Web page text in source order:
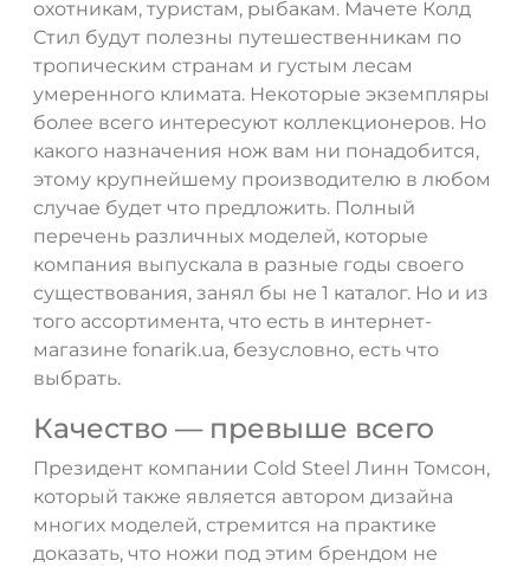
охотникам, туристам, рыбакам. Мачете Колд
Стил будут полезны путешественникам по
тропическим странам и густым лесам
умеренного климата. Некоторые экземпляры
более всего интересуют коллекционеров. Но
какого назначения нож вам ни понадобится,
этому крупнейшему производителю в любом
случае будет что предложить. Полный
перечень различных моделей, которые
компания выпускала в разные годы своего
существования, занял бы не 1 каталог. Но и из
того ассортимента, что есть в интернет-
магазине fonarik.ua, безусловно, есть что
выбрать.
Качество — превыше всего
Президент компании Cold Steel Линн Томсон,
который также является автором дизайна
многих моделей, стремится на практике
доказать, что ножи под этим брендом не